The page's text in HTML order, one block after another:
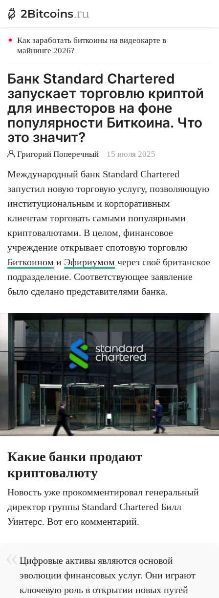
Как заработать биткоины на видеокарте в
майнинге 2026?
Банк Standard Chartered
запускает торговлю криптой
для инвесторов на фоне
популярности Биткоина. Что
это значит?
Григорий Поперечный 15 июля 2025
Международный банк Standard Chartered
запустил новую торговую услугу, позволяющую
институциональным и корпоративным
клиентам торговать самыми популярными
криптовалютами. В целом, финансовое
учреждение открывает спотовую торговлю
Биткоином и Эфириумом через своё британское
подразделение. Соответствующее заявление
было сделано представителями банка.
Какие банки продают
криптовалюту
Новость уже прокомментировал генеральный
директор группы Standard Chartered Билл
Уинтерс. Вот его комментарий.
Цифровые активы являются основой
эволюции финансовых услуг. Они играют
ключевую роль в открытии новых путей